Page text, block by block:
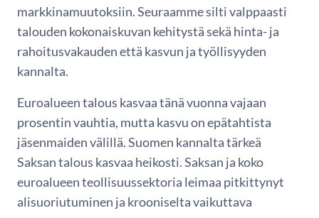
markkinamuutoksiin. Seuraamme silti valppaasti
talouden kokonaiskuvan kehitystä sekä hinta- ja
rahoitusvakauden että kasvun ja työllisyyden
kannalta.
Euroalueen talous kasvaa tänä vuonna vajaan
prosentin vauhtia, mutta kasvu on epätahtista
jäsenmaiden välillä. Suomen kannalta tärkeä
Saksan talous kasvaa heikosti. Saksan ja koko
euroalueen teollisuussektoria leimaa pitkittynyt
alisuoriutuminen ja krooniselta vaikuttava